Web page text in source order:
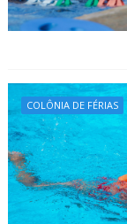
COLÔNIA DE FÉRIAS